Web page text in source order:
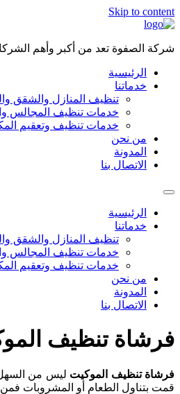
Skip to content
شركة الصفوة تعد من أكبر وأهم
الرئيسية
خدماتنا
تنظيف المنازل والشقق
خدمات تنظيف المجالس
خدمات تنظيف وتعقيم
من نحن
المدونة
الاتصال بنا
الرئيسية
خدماتنا
تنظيف المنازل والشقق
خدمات تنظيف المجالس
خدمات تنظيف وتعقيم
من نحن
المدونة
الاتصال بنا
فرشاة تنظيف الموكيت 0535507016 نصائح وارشادات هامة عن كيفية
فرشاة تنظيف الموكيت ليس من السهل
قمت بتناول الطعام أو المشروبات